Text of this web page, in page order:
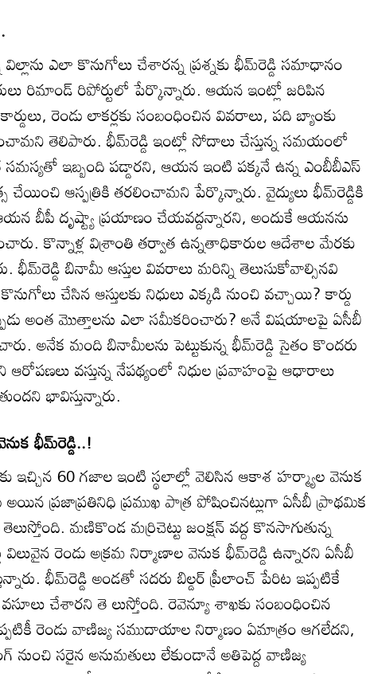
విల్లాను ఎలా కొనుగోలు చేశారన్న ప్రశ్నకు భీమ్‌రెడ్డి సమాధానం
రిమాండ్‌ రిపోర్టులో పేర్కొన్నారు. ఆయన ఇంట్లో జరిపిన
రెండు లాకర్లకు సంబంధించిన వివరాలు, పది బ్యాంకు
తెలిపారు. భీమ్‌రెడ్డి ఇంట్లో సోదాలు చేస్తున్న సమయంలో
ఇబ్బంది పడ్డారని, ఆయన ఇంటి పక్కనే ఉన్న ఎంబీబీఎస్‌
చేయించి ఆస్పత్రికి తరలించామని పేర్కొన్నారు. వైద్యులు భీమ్‌రెడ్డికి
బీపీ దృష్ట్యా ప్రయాణం చేయవద్దన్నారని, అందుకే ఆయనను
కొన్నాళ్ల విశ్రాంతి తర్వాత ఉన్నతాధికారుల ఆదేశాల మేరకు
భీమ్‌రెడ్డి బినామీ ఆస్తుల వివరాలు మరిన్ని తెలుసుకోవాల్సినవి
చేసిన ఆస్తులకు నిధులు ఎక్కడి నుంచి వచ్చాయి? కార్డు
అంత మొత్తాలను ఎలా సమీకరించారు? అనే విషయాలపై ఏసీబీ
అనేక మంది బినామీలను పెట్టుకున్న భీమ్‌రెడ్డి సైతం కొందరు
వస్తున్న నేపథ్యంలో నిధుల ప్రవాహంపై ఆధారాలు
భావిస్తున్నారు.
భీమ్‌రెడ్డి..!
ఇచ్చిన 60 గజాల ఇంటి స్థలాల్లో వెలిసిన ఆకాశ హర్మ్యాల వెనుక
ప్రజాప్రతినిధి ప్రముఖ పాత్ర పోషించినట్లుగా ఏసీబీ ప్రాథమిక
మణికొండ మర్రిచెట్టు జంక్షన్‌ వద్ద కొనసాగుతున్న
రెండు అక్రమ నిర్మాణాల వెనుక భీమ్‌రెడ్డి ఉన్నారని ఏసీబీ
భీమ్‌రెడ్డి అండతో సదరు బిల్డర్‌ ప్రీలాంచ్‌ పేరిట ఇప్పటికే
చేశారని తె లుస్తోంది. రెవెన్యూ శాఖకు సంబంధించిన
రెండు వాణిజ్య సముదాయాల నిర్మాణం ఏమాత్రం ఆగలేదని,
సరైన అనుమతులు లేకుండానే అతిపెద్ద వాణిజ్య